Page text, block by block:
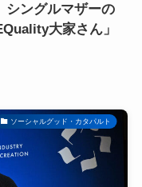
シングルマザーの
大家さん」
ソーシャルグッド・カタパルト